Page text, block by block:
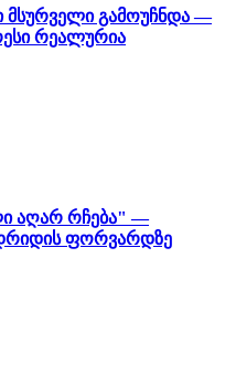
მსურველი გამოუჩნდა —
რეალურია
აღარ რჩება" —
ფორვარდზე